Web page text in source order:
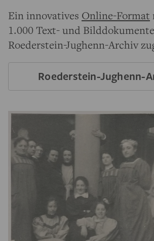
Ein innovatives Online-Format
1.000 Text- und
Roederstein-Jughenn-Archiv
Roederstein-Jughenn-